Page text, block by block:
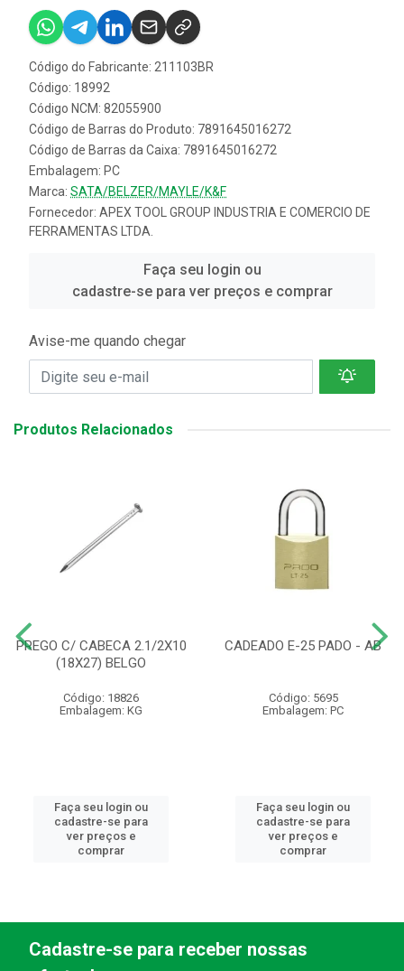
Código do Fabricante: 211103BR
Código: 18992
Código NCM: 82055900
Código de Barras do Produto: 7891645016272
Código de Barras da Caixa: 7891645016272
Embalagem: PC
Marca: SATA/BELZER/MAYLE/K&F
Fornecedor: APEX TOOL GROUP INDUSTRIA E COMERCIO DE
FERRAMENTAS LTDA.
Faça seu login ou
cadastre-se para ver preços e comprar
Avise-me quando chegar
Produtos Relacionados
PREGO C/ CABECA 2.1/2X10
(18X27) BELGO
Código: 18826
Embalagem: KG
Faça seu login ou
cadastre-se para
ver preços e
comprar
CADEADO E-25 PADO - AB
Código: 5695
Embalagem: PC
Faça seu login ou
cadastre-se para
ver preços e
comprar
Cadastre-se para receber nossas